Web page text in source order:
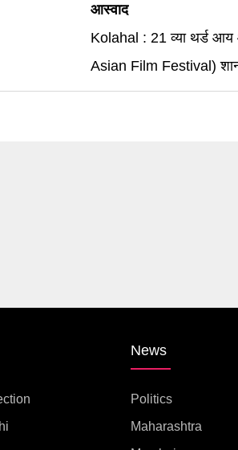
आस्वाद
Kolahal : 21 व्या थर्ड आय
Asian Film Festival)
देशांतील
News
Politics
Maharashtra